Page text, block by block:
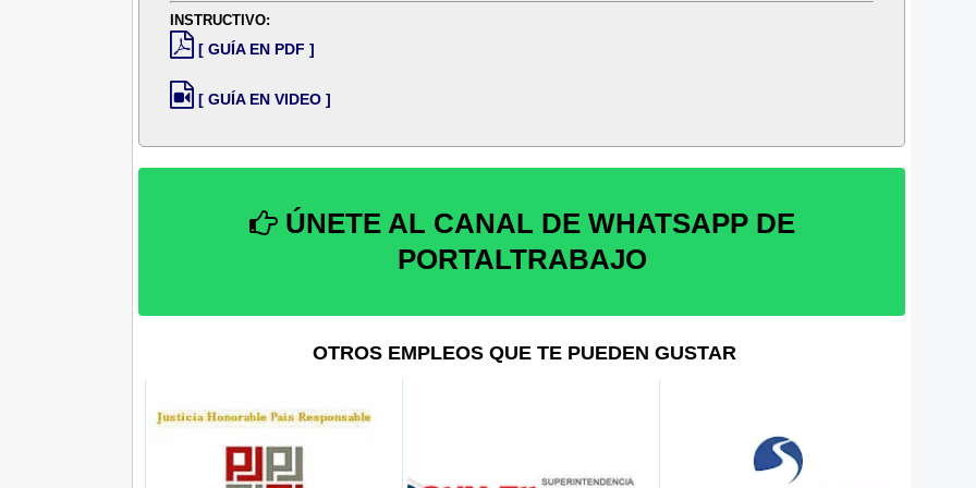
INSTRUCTIVO:
[ GUÍA EN PDF ]
[ GUÍA EN VIDEO ]
ÚNETE AL CANAL DE WHATSAPP DE
PORTALTRABAJO
OTROS EMPLEOS QUE TE PUEDEN GUSTAR